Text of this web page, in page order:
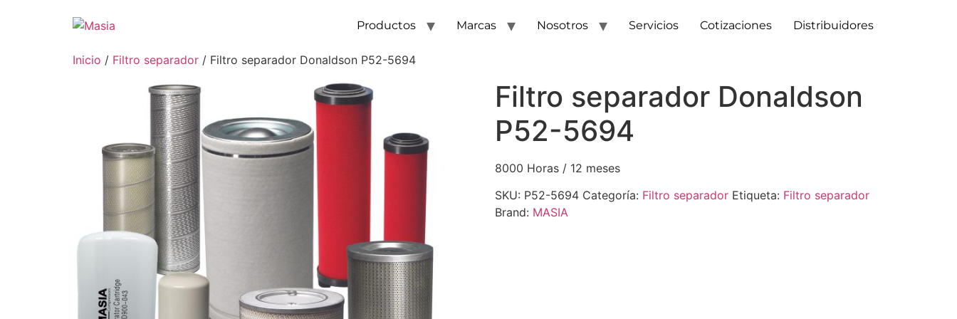
Productos Marcas Nosotros Servicios Cotizaciones Distribuidores
Inicio / Filtro separador / Filtro separador Donaldson P52-5694
Filtro separador Donaldson
P52-5694
8000 Horas / 12 meses
SKU: P52-5694 Categoría: Filtro separador Etiqueta: Filtro separador
Brand: MASIA